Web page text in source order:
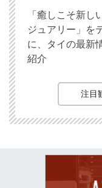
「癒しこそ新し
ジュアリー」を
に、タイの最新
紹介
注目